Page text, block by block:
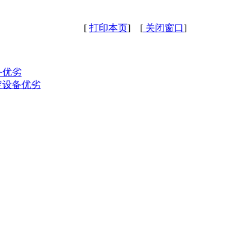
[ 打印本页] [ 关闭窗口]
优劣
设备优劣